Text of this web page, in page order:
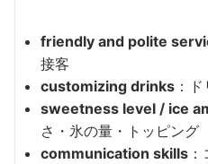
friendly and polite
接客
customizing drinks ：
sweetness level / ice
さ・氷の量・トッピング
communication skills